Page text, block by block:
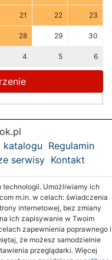
21 22 23
28 29 30
4 5 6
katalogu Regulamin
serwisy Kontakt
Umożliwiamy ich
m.in. w celach: świadczenia
internetowej, bez zmiany
ich zapisywanie w Twoim
zapewnienia poprawnego i
że możesz samodzielnie
przeglądarki. Więcej